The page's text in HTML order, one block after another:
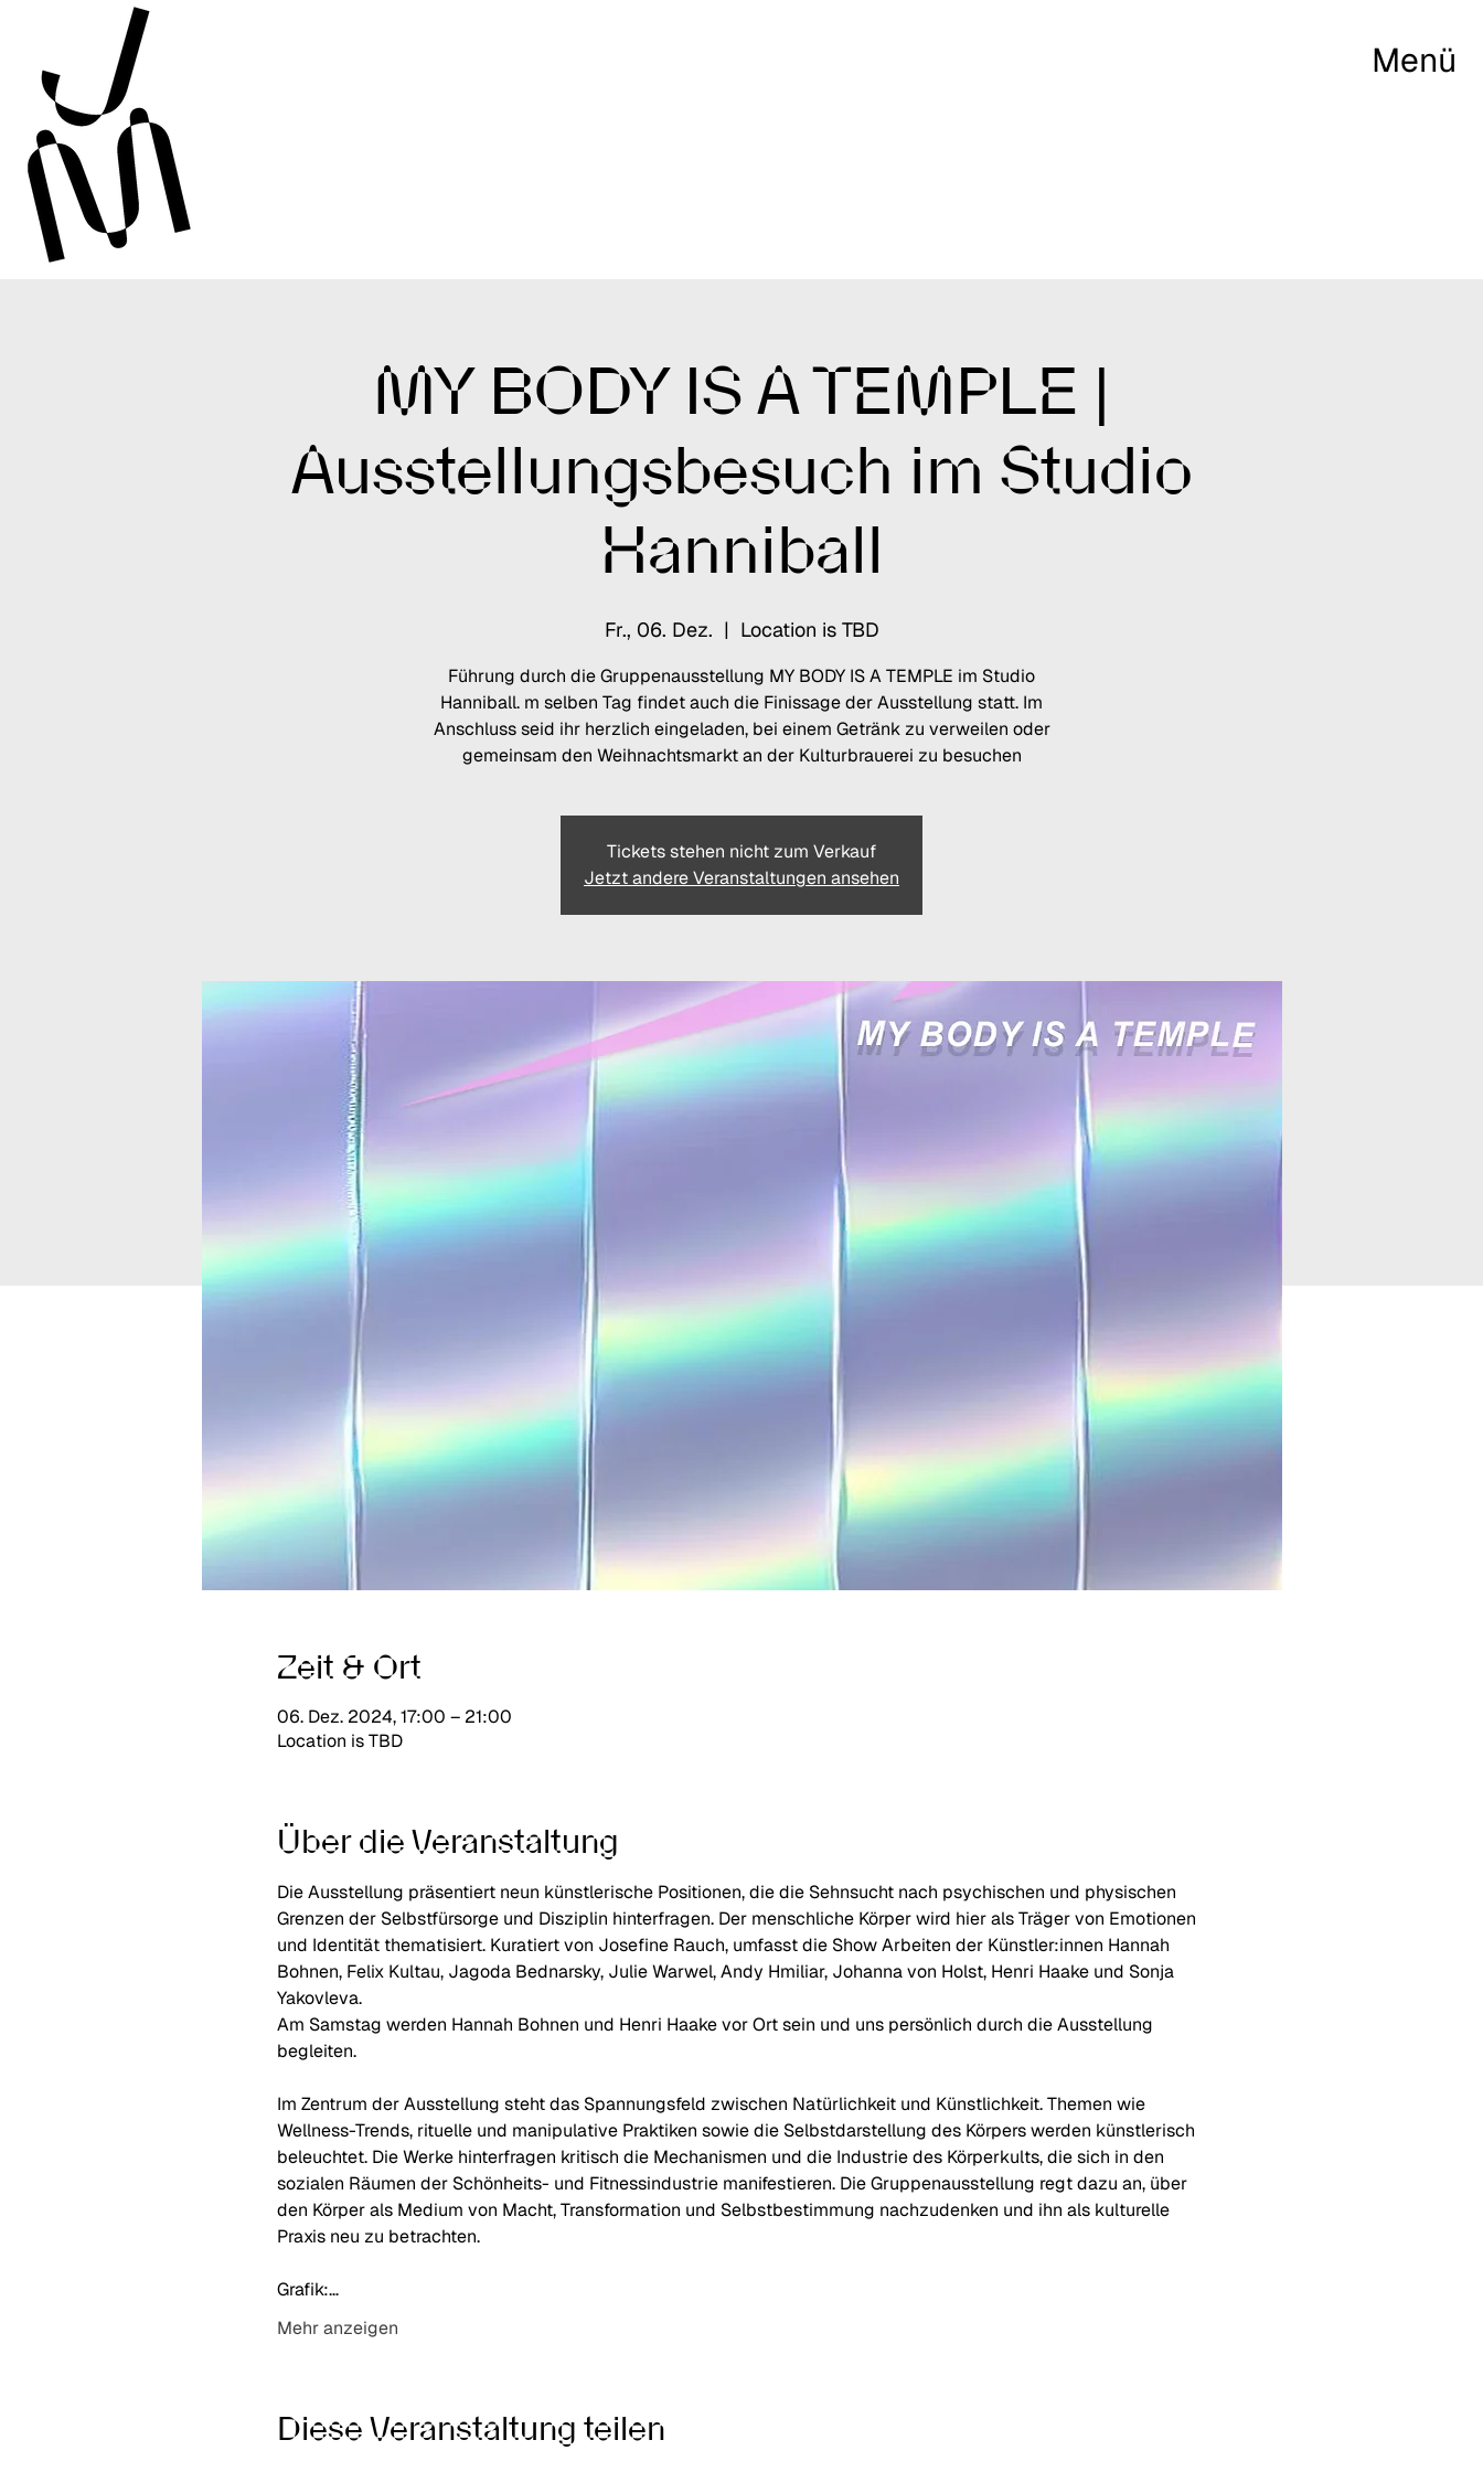
Menü
MY BODY IS A TEMPLE |
Ausstellungsbesuch im Studio
Hanniball
Fr., 06. Dez.
  |
Location is TBD
Führung durch die Gruppenausstellung MY BODY IS A TEMPLE im Studio
Hanniball. m selben Tag findet auch die Finissage der Ausstellung statt. Im
Anschluss seid ihr herzlich eingeladen, bei einem Getränk zu verweilen oder
gemeinsam den Weihnachtsmarkt an der Kulturbrauerei zu besuchen
Tickets stehen nicht zum Verkauf
Jetzt andere Veranstaltungen ansehen
Zeit & Ort
06. Dez. 2024, 17:00 – 21:00
Location is TBD
Über die Veranstaltung
Die Ausstellung präsentiert neun künstlerische Positionen, die die Sehnsucht nach psychischen und physischen
Grenzen der Selbstfürsorge und Disziplin hinterfragen. Der menschliche Körper wird hier als Träger von Emotionen
und Identität thematisiert. Kuratiert von Josefine Rauch, umfasst die Show Arbeiten der Künstler:innen Hannah
Bohnen, Felix Kultau, Jagoda Bednarsky, Julie Warwel, Andy Hmiliar, Johanna von Holst, Henri Haake und Sonja
Yakovleva.
Am Samstag werden Hannah Bohnen und Henri Haake vor Ort sein und uns persönlich durch die Ausstellung
begleiten.
Im Zentrum der Ausstellung steht das Spannungsfeld zwischen Natürlichkeit und Künstlichkeit. Themen wie
Wellness-Trends, rituelle und manipulative Praktiken sowie die Selbstdarstellung des Körpers werden künstlerisch
beleuchtet. Die Werke hinterfragen kritisch die Mechanismen und die Industrie des Körperkults, die sich in den
sozialen Räumen der Schönheits- und Fitnessindustrie manifestieren. Die Gruppenausstellung regt dazu an, über
den Körper als Medium von Macht, Transformation und Selbstbestimmung nachzudenken und ihn als kulturelle
Praxis neu zu betrachten.
Grafik:…
Mehr anzeigen
Diese Veranstaltung teilen